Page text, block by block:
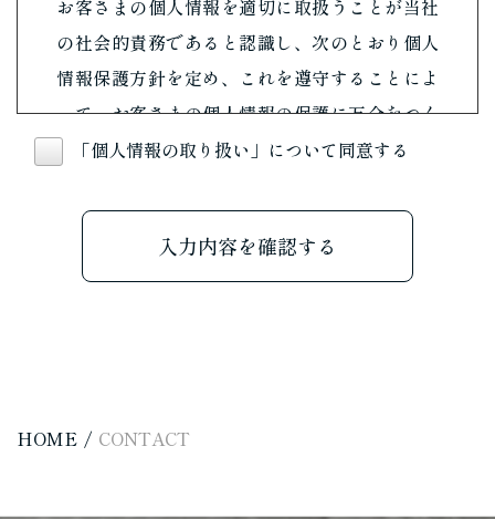
お客さまの個人情報を適切に取扱うことが当社
の社会的責務であると認識し、次のとおり個人
情報保護方針を定め、これを遵守することによ
って、お客さまの個人情報の保護に万全をつく
してまいります。
当社は、お客さまの個人情報を適正に取得
保護の重要性を理解し、お客さまの個人情
「個人情報の取り扱い」について同意する
HOME CONTACT